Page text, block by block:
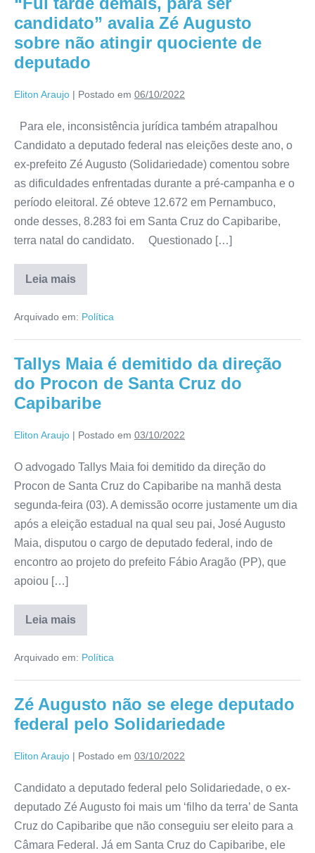
candidato” avalia Zé Augusto
sobre não atingir quociente de
deputado
Eliton Araujo | Postado em 06/10/2022
Para ele, inconsistência jurídica também atrapalhou
Candidato a deputado federal nas eleições deste ano, o
ex-prefeito Zé Augusto (Solidariedade) comentou sobre
as dificuldades enfrentadas durante a pré-campanha e o
período eleitoral. Zé obteve 12.672 em Pernambuco,
onde desses, 8.283 foi em Santa Cruz do Capibaribe,
terra natal do candidato. Questionado […]
Leia mais
Arquivado em: Política
Tallys Maia é demitido da direção
do Procon de Santa Cruz do
Capibaribe
Eliton Araujo | Postado em 03/10/2022
O advogado Tallys Maia foi demitido da direção do
Procon de Santa Cruz do Capibaribe na manhã desta
segunda-feira (03). A demissão ocorre justamente um dia
após a eleição estadual na qual seu pai, José Augusto
Maia, disputou o cargo de deputado federal, indo de
encontro ao projeto do prefeito Fábio Aragão (PP), que
apoiou […]
Leia mais
Arquivado em: Política
Zé Augusto não se elege deputado
federal pelo Solidariedade
Eliton Araujo | Postado em 03/10/2022
Candidato a deputado federal pelo Solidariedade, o ex-
deputado Zé Augusto foi mais um ‘filho da terra’ de Santa
Cruz do Capibaribe que não conseguiu ser eleito para a
Câmara Federal. Já em Santa Cruz do Capibaribe, ele